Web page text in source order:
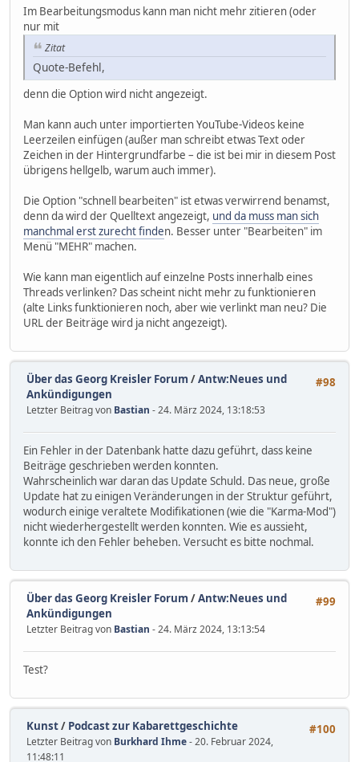
Im Bearbeitungsmodus kann man nicht mehr zitieren (oder
nur mit
Zitat
Quote-Befehl,
denn die Option wird nicht angezeigt.
Man kann auch unter importierten YouTube-Videos keine
Leerzeilen einfügen (außer man schreibt etwas Text oder
Zeichen in der Hintergrundfarbe – die ist bei mir in diesem Post
übrigens hellgelb, warum auch immer).
Die Option "schnell bearbeiten" ist etwas verwirrend benamst,
denn da wird der Quelltext angezeigt, und da muss man sich
manchmal erst zurecht finden. Besser unter "Bearbeiten" im
Menü "MEHR" machen.
Wie kann man eigentlich auf einzelne Posts innerhalb eines
Threads verlinken? Das scheint nicht mehr zu funktionieren
(alte Links funktionieren noch, aber wie verlinkt man neu? Die
URL der Beiträge wird ja nicht angezeigt).
#98
Über das Georg Kreisler Forum /Antw:Neues und
Ankündigungen
Letzter Beitrag von Bastian - 24. März 2024, 13:18:53
Ein Fehler in der Datenbank hatte dazu geführt, dass keine
Beiträge geschrieben werden konnten.
Wahrscheinlich war daran das Update Schuld. Das neue, große
Update hat zu einigen Veränderungen in der Struktur geführt,
wodurch einige veraltete Modifikationen (wie die "Karma-Mod")
nicht wiederhergestellt werden konnten. Wie es aussieht,
konnte ich den Fehler beheben. Versucht es bitte nochmal.
#99
Über das Georg Kreisler Forum /Antw:Neues und
Ankündigungen
Letzter Beitrag von Bastian - 24. März 2024, 13:13:54
Test?
#100
Kunst/ Podcast zur Kabarettgeschichte
Letzter Beitrag von Burkhard Ihme- 20. Februar 2024,
11:48:11